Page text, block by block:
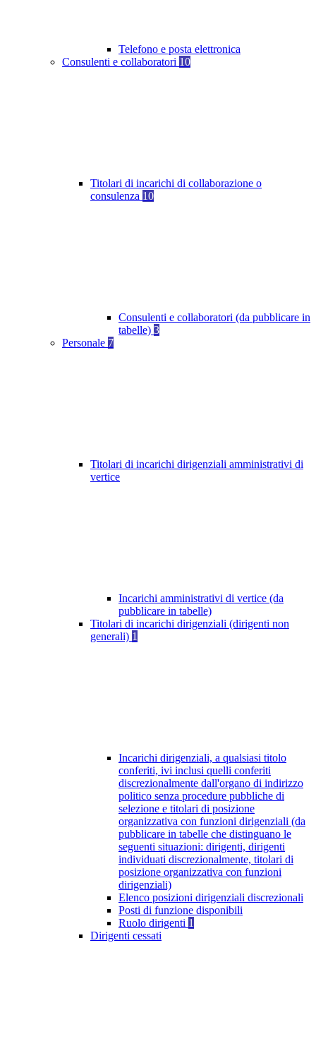
Telefono e posta elettronica
Consulenti e collaboratori 10
Titolari di incarichi di collaborazione o
consulenza 10
Consulenti e collaboratori (da pubblicare in
tabelle) 3
Personale 7
Titolari di incarichi dirigenziali amministrativi di
vertice
Incarichi amministrativi di vertice (da
pubblicare in tabelle)
Titolari di incarichi dirigenziali (dirigenti non
generali) 1
Incarichi dirigenziali, a qualsiasi titolo
conferiti, ivi inclusi quelli conferiti
discrezionalmente dall'organo di indirizzo
politico senza procedure pubbliche di
selezione e titolari di posizione
organizzativa con funzioni dirigenziali (da
pubblicare in tabelle che distinguano le
seguenti situazioni: dirigenti, dirigenti
individuati discrezionalmente, titolari di
posizione organizzativa con funzioni
dirigenziali)
Elenco posizioni dirigenziali discrezionali
Posti di funzione disponibili
Ruolo dirigenti 1
Dirigenti cessati